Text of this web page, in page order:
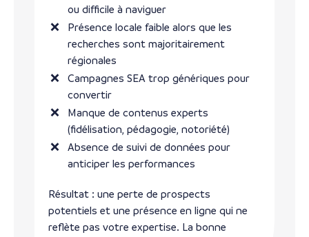
ou difficile à naviguer
Présence locale faible alors que les
recherches sont majoritairement
régionales
Campagnes SEA trop génériques pour
convertir
Manque de contenus experts
(fidélisation, pédagogie, notoriété)
Absence de suivi de données pour
anticiper les performances
Résultat : une perte de prospects
potentiels et une présence en ligne qui ne
reflète pas votre expertise. La bonne